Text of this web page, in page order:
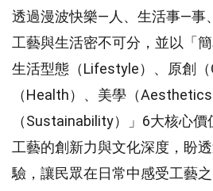
透過漫波快樂—人、生活事—事
工藝與生活密不可分，並以「
生活型態（Lifestyle）、原創
（Health）、美學（
（Sustainability）」6大核心
工藝的創新力與文化深度，盼
驗，讓民眾在日常中感受工藝